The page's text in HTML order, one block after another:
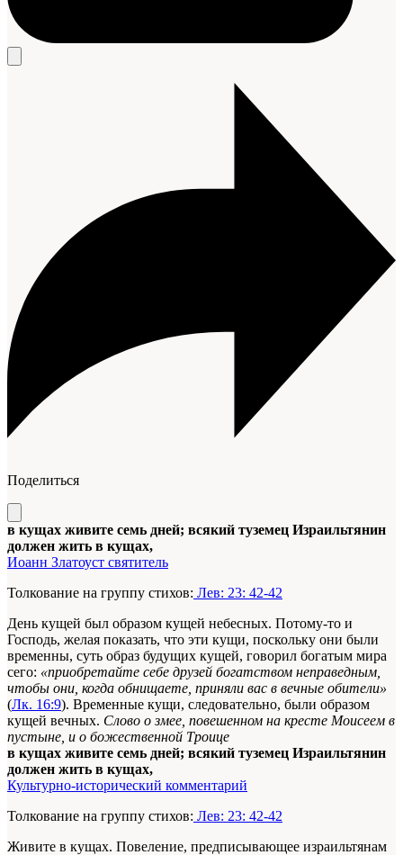
Поделиться
в кущах живите семь дней; всякий туземец Израильтянин
должен жить в кущах,
Иоанн Златоуст святитель
Толкование на группу стихов: Лев: 23: 42-42
День кущей был образом кущей небес­ных. Потому-то и
Господь, желая показать, что эти кущи, по­скольку они были
временны, суть образ будущих кущей, го­ворил богатым мира
сего: «приобретайте себе друзей богатством неправедным,
чтобы они, когда обнищаете, приняли вас в вечные обители»
(Лк. 16:9). Временные кущи, следовательно, были образом
кущей вечных. Слово о змее, повешенном на кресте Моисеем в
пустыне, и о божественной Троице
в кущах живите семь дней; всякий туземец Израильтянин
должен жить в кущах,
Культурно-исторический комментарий
Толкование на группу стихов: Лев: 23: 42-42
Живите в кущах. Повеление, предписывающее израильтянам